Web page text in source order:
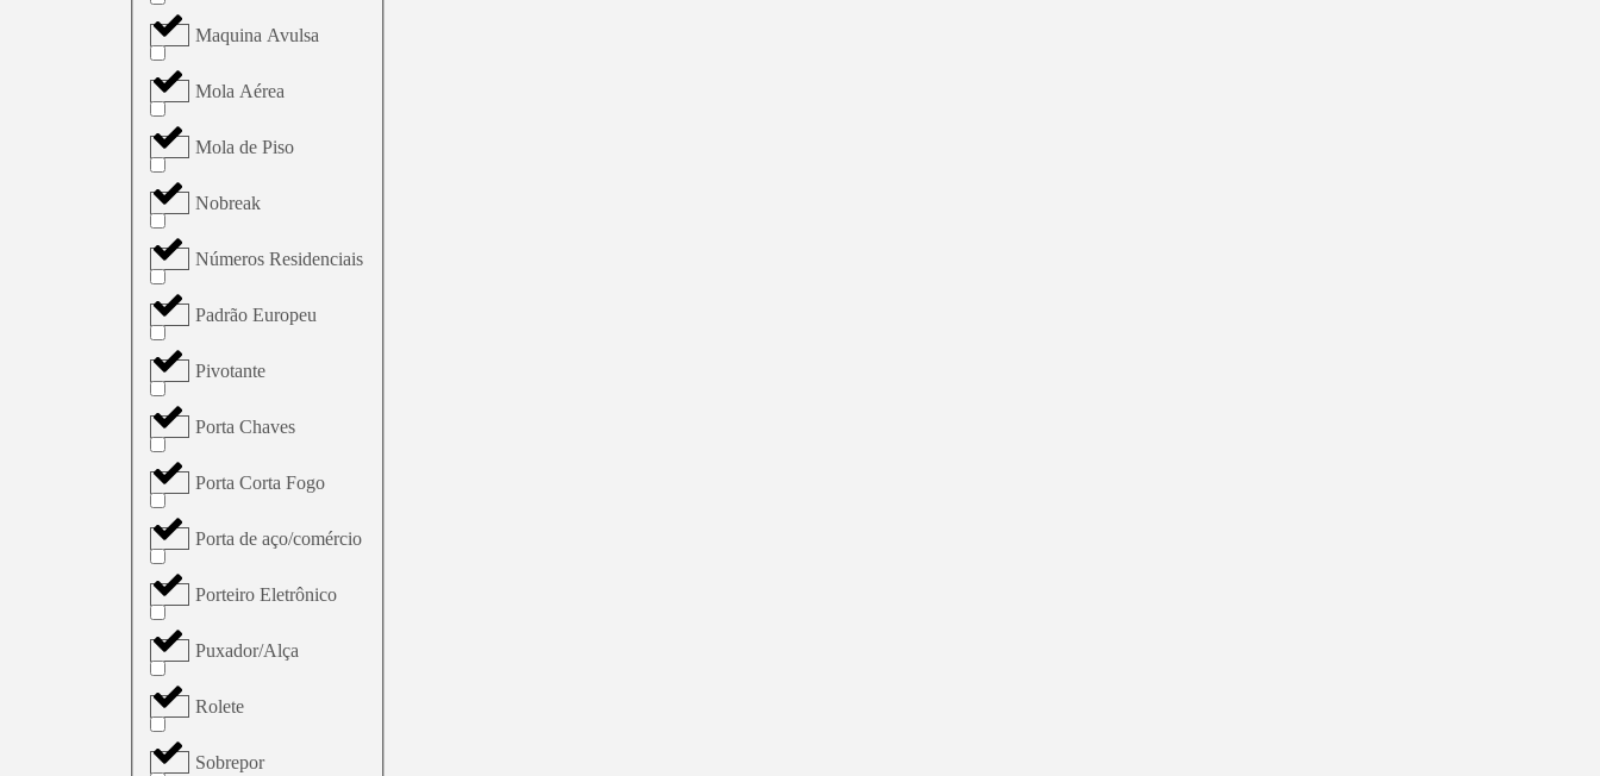
Maquina Avulsa
Mola Aérea
Mola de Piso
Nobreak
Números Residenciais
Padrão Europeu
Pivotante
Porta Chaves
Porta Corta Fogo
Porta de aço/comércio
Porteiro Eletrônico
Puxador/Alça
Rolete
Sobrepor